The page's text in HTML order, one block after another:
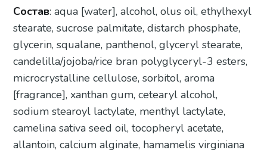
Состав: aqua [water], alcohol, olus oil, ethylhexyl
stearate, sucrose palmitate, distarch phosphate,
glycerin, squalane, panthenol, glyceryl stearate,
candelilla/jojoba/rice bran polyglyceryl-3 esters,
microcrystalline cellulose, sorbitol, aroma
[fragrance], xanthan gum, cetearyl alcohol,
sodium stearoyl lactylate, menthyl lactylate,
camelina sativa seed oil, tocopheryl acetate,
allantoin, calcium alginate, hamamelis virginiana